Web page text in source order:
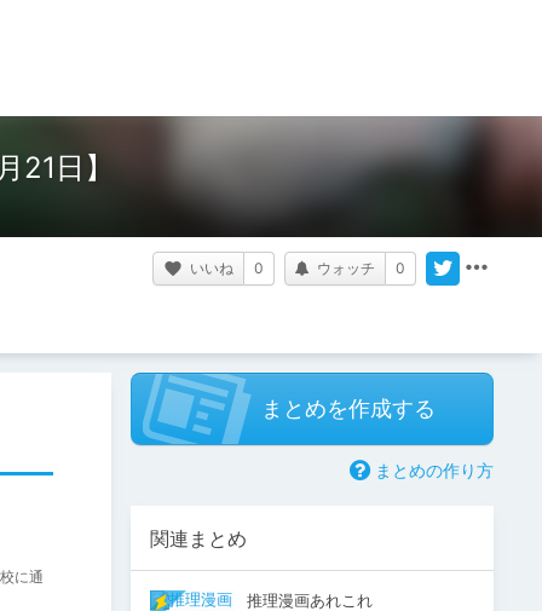
日】
いいね 0 ウォッチ 0
に通
まとめを作成する
まとめの作り方
関連まとめ
推理漫画あれこれ